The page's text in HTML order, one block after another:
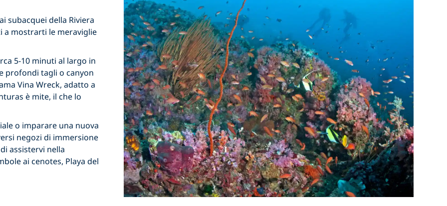
subacquei della Riviera
a mostrarti le meraviglie
5-10 minuti al largo in
profondi tagli o canyon
Vina Wreck, adatto a
è mite, il che lo
o imparare una nuova
negozi di immersione
assistervi nella
ai cenotes, Playa del